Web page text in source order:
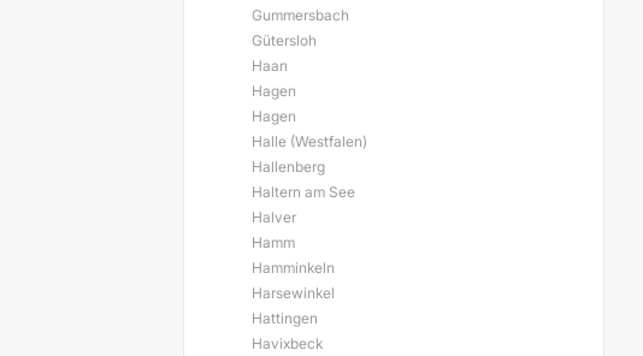
Gummersbach
Gütersloh
Haan
Hagen
Hagen
Halle (Westfalen)
Hallenberg
Haltern am See
Halver
Hamm
Hamminkeln
Harsewinkel
Hattingen
Havixbeck